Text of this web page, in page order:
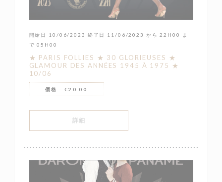
開始日 10/06/2023 終了日 11/06/2023 から 22H00 ま
で 05H00
★ PARIS FOLLIES ★ 30 GLORIEUSES ★
GLAMOUR DES ANNÉES 1945 À 1975 ★
10/06
価格 : €20.00
詳細